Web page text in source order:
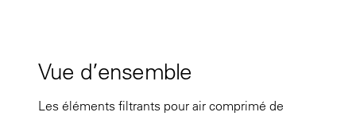
Vue d’ensemble
Les éléments filtrants pour air comprimé de